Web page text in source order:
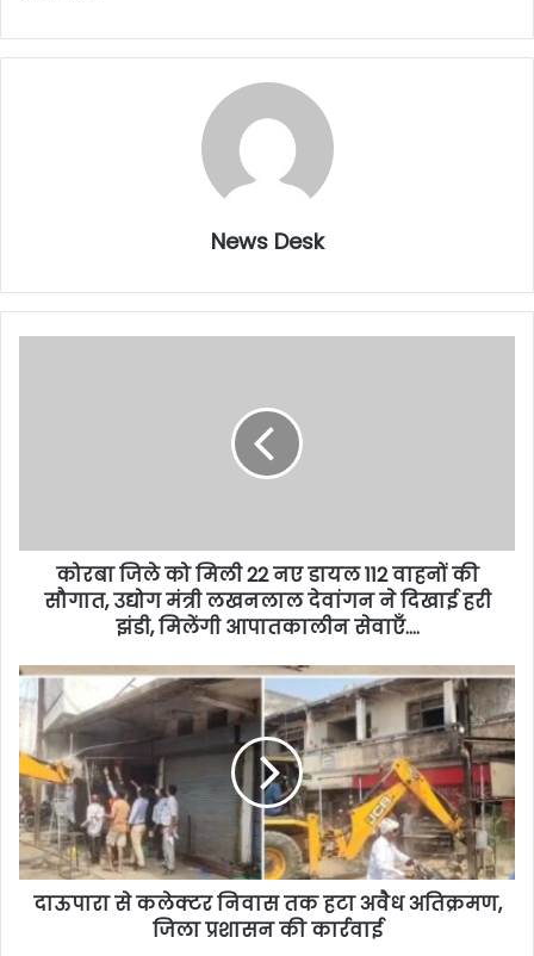
News Desk
कोरबा जिले को मिली 22 नए डायल 112 वाहनों की
सौगात, उद्योग मंत्री लखनलाल देवांगन ने दिखाई हरी
झंडी, मिलेंगी आपातकालीन सेवाएँ….
दाऊपारा से कलेक्टर निवास तक हटा अवैध अतिक्रमण,
जिला प्रशासन की कार्रवाई